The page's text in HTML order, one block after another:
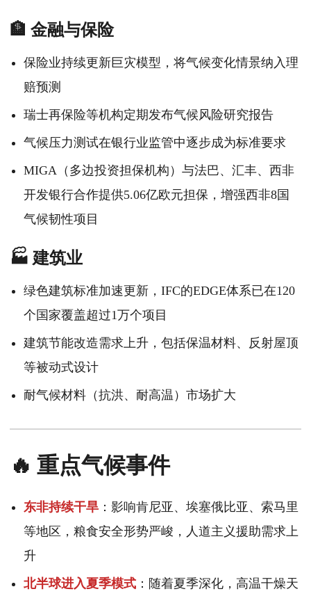
🏦 金融与保险
保险业持续更新巨灾模型，将气候变化情景纳入理
赔预测
瑞士再保险等机构定期发布气候风险研究报告
气候压力测试在银行业监管中逐步成为标准要求
MIGA（多边投资担保机构）与法巴、汇丰、西非
开发银行合作提供5.06亿欧元担保，增强西非8国
气候韧性项目
🏭 建筑业
绿色建筑标准加速更新，IFC的EDGE体系已在120
个国家覆盖超过1万个项目
建筑节能改造需求上升，包括保温材料、反射屋顶
等被动式设计
耐气候材料（抗洪、耐高温）市场扩大
🔥 重点气候事件
东非持续干旱 ：影响肯尼亚、埃塞俄比亚、索马里
等地区，粮食安全形势严峻，人道主义援助需求上
升
北半球进入夏季模式 ：随着夏季深化，高温干燥天